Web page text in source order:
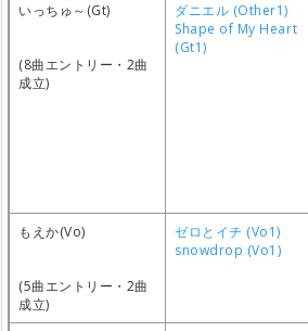
いっちゅ～(Gt)
(8曲エントリー・2曲
成立)
ダニエル (Other1)
Shape of My Heart
(Gt1)
もえか(Vo)
(5曲エントリー・2曲
成立)
ゼロとイチ (Vo1)
snowdrop (Vo1)